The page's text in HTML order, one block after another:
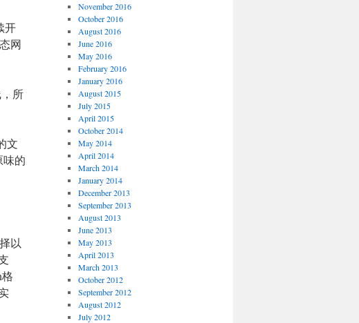
开
网
所
文
味的
以
November 2016
October 2016
August 2016
June 2016
May 2016
February 2016
January 2016
August 2015
July 2015
April 2015
October 2014
May 2014
April 2014
March 2014
January 2014
December 2013
September 2013
August 2013
June 2013
May 2013
April 2013
March 2013
October 2012
September 2012
August 2012
July 2012